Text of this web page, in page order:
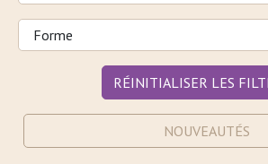
RÉINITIALISER LES
NOUVEAUTÉS